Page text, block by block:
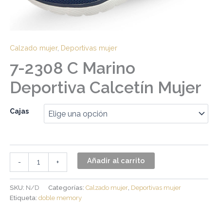
Calzado mujer, Deportivas mujer
7-2308 C Marino
Deportiva Calcetín Mujer
Cajas
- + Añadir al carrito
SKU: N/D Categorías: Calzado mujer Deportivas mujer
Etiqueta: doble memory